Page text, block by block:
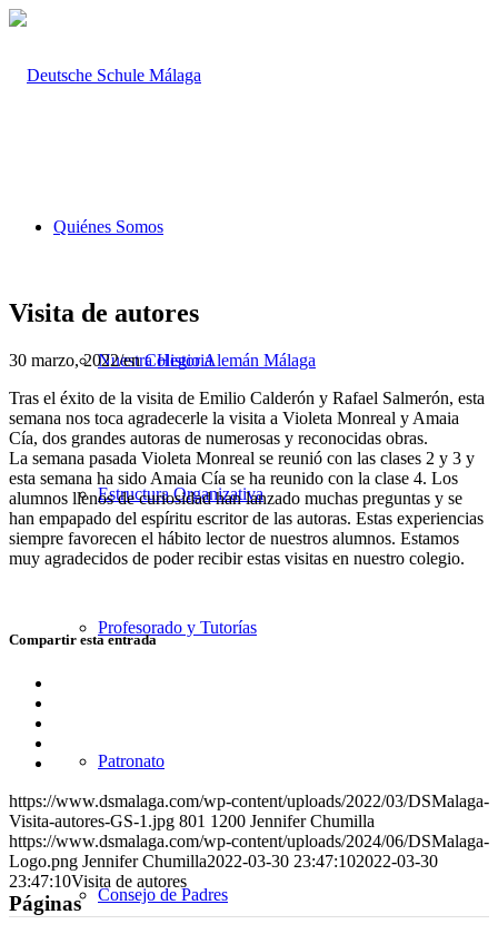
Quiénes Somos
Nuestra Historia
Estructura Organizativa
Profesorado y Tutorías
Patronato
Consejo de Padres
Visita de autores
30 marzo, 2022/enColegio Alemán Málaga
Tras el éxito de la visita de Emilio Calderón y Rafael Salmerón, esta
semana nos toca agradecerle la visita a Violeta Monreal y Amaia
Cía, dos grandes autoras de numerosas y reconocidas obras.
La semana pasada Violeta Monreal se reunió con las clases 2 y 3 y
esta semana ha sido Amaia Cía se ha reunido con la clase 4. Los
alumnos llenos de curiosidad han lanzado muchas preguntas y se
han empapado del espíritu escritor de las autoras. Estas experiencias
siempre favorecen el hábito lector de nuestros alumnos. Estamos
muy agradecidos de poder recibir estas visitas en nuestro colegio.
Compartir esta entrada
WhatsApp
Compartir
correo
https://www.dsmalaga.com/wp-content/uploads/2022/03/DSMalaga-
Visita-autores-GS-1.jpg 801 1200 Jennifer Chumilla
https://www.dsmalaga.com/wp-content/uploads/2024/06/DSMalaga-
Logo.png Jennifer Chumilla2022-03-30 23:47:102022-03-30
23:47:10Visita de autores
Páginas